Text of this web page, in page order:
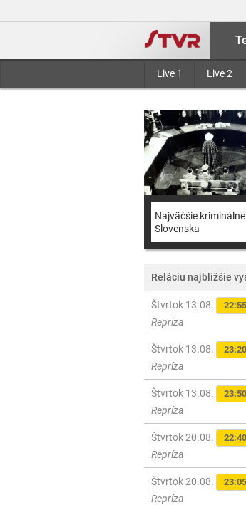
Live 1 Live 2
Najväčšie
Slovenska
Reláciu najbližšie
Štvrtok 13.08. 22:55
Repríza
Štvrtok 13.08. 23:20
Repríza
Štvrtok 13.08. 23:50
Repríza
Štvrtok 20.08. 22:40
Repríza
Štvrtok 20.08. 23:05
Repríza